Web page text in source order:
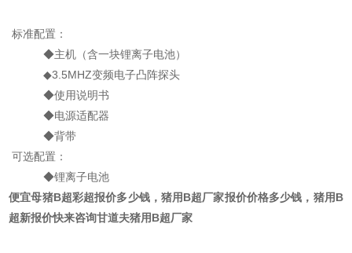
标准配置：
◆主机（含一块锂离子电池）
◆3.5MHZ变频电子凸阵探头
◆使用说明书
◆电源适配器
◆背带
可选配置：
◆锂离子电池
便宜母猪B超彩超报价多少钱，猪用B超厂家报价价格多少钱，猪用B
超新报价快来咨询甘道夫猪用B超厂家